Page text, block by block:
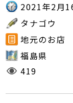
2021年2月
タナゴウ
地元のお店
福島県
419